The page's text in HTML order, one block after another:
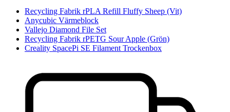
Recycling Fabrik rPLA Refill Fluffy Sheep (Vit)
Anycubic Värmeblock
Vallejo Diamond File Set
Recycling Fabrik rPETG Sour Apple (Grön)
Creality SpacePi SE Filament Trockenbox